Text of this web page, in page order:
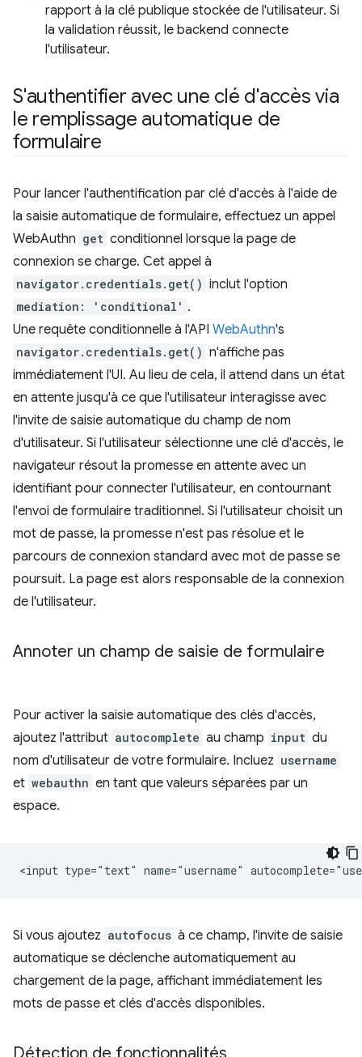
rapport à la clé publique stockée de l'utilisateur. Si
la validation réussit, le backend connecte
l'utilisateur.
S'authentifier avec une clé d'accès via
le remplissage automatique de
formulaire
Pour lancer l'authentification par clé d'accès à l'aide de
la saisie automatique de formulaire, effectuez un appel
WebAuthn get conditionnel lorsque la page de
connexion se charge. Cet appel à
navigator.credentials.get() inclut l'option
mediation: 'conditional' .
Une requête conditionnelle à l'API WebAuthn's
navigator.credentials.get() n'affiche pas
immédiatement l'UI. Au lieu de cela, il attend dans un état
en attente jusqu'à ce que l'utilisateur interagisse avec
l'invite de saisie automatique du champ de nom
d'utilisateur. Si l'utilisateur sélectionne une clé d'accès, le
navigateur résout la promesse en attente avec un
identifiant pour connecter l'utilisateur, en contournant
l'envoi de formulaire traditionnel. Si l'utilisateur choisit un
mot de passe, la promesse n'est pas résolue et le
parcours de connexion standard avec mot de passe se
poursuit. La page est alors responsable de la connexion
de l'utilisateur.
Annoter un champ de saisie de formulaire
Pour activer la saisie automatique des clés d'accès,
ajoutez l'attribut autocomplete au champ input du
nom d'utilisateur de votre formulaire. Incluez username
et webauthn en tant que valeurs séparées par un
espace.
Si vous ajoutez autofocus à ce champ, l'invite de saisie
automatique se déclenche automatiquement au
chargement de la page, affichant immédiatement les
mots de passe et clés d'accès disponibles.